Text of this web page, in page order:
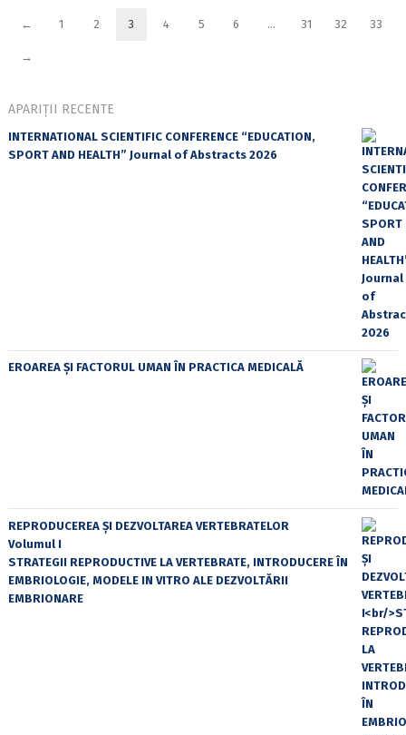
← 1 2 3 4 5 6 … 31 32 33
→
APARIȚII RECENTE
INTERNATIONAL SCIENTIFIC CONFERENCE “EDUCATION,
SPORT AND HEALTH” Journal of Abstracts 2026
EROAREA ȘI FACTORUL UMAN ÎN PRACTICA MEDICALĂ
REPRODUCEREA ȘI DEZVOLTAREA VERTEBRATELOR
Volumul I
STRATEGII REPRODUCTIVE LA VERTEBRATE, INTRODUCERE ÎN
EMBRIOLOGIE, MODELE IN VITRO ALE DEZVOLTĂRII
EMBRIONARE